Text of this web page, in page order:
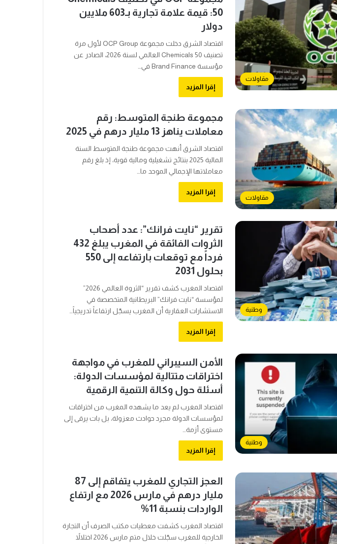
مقاولات
50: قيمة علامة تجارية بـ603 ملايين
دولار
اقتصاد الشرق دخلت مجموعة OCP Group لأول مرة
تصنيف Chemicals 50 العالمي لسنة 2026، الصادر عن
مؤسسة Brand Finance في…
إقرا المزيد
مقاولات
مجموعة طنجة المتوسط: رقم
معاملات يناهز 13 مليار درهم في 2025
اقتصاد الشرق أنهت مجموعة طنجة المتوسط السنة
المالية 2025 بنتائج تشغيلية ومالية قوية، إذ بلغ رقم
معاملاتها الإجمالي الموحد ما…
إقرا المزيد
وطنية
تقرير “نايت فرانك”: عدد أصحاب
الثروات الفائقة في المغرب يبلغ 432
فرداً مع توقعات بارتفاعه إلى 550
بحلول 2031
اقتصاد المغرب كشف تقرير “الثروة العالمي 2026”
لمؤسسة “نايت فرانك” البريطانية المتخصصة في
الاستشارات العقارية أن المغرب يسجّل ارتفاعاً تدريجياً…
إقرا المزيد
وطنية
الأمن السيبراني للمغرب في مواجهة
اختراقات متتالية لمؤسسات الدولة:
أسئلة حول وكالة التنمية الرقمية
اقتصاد المغرب لم يعد ما يشهده المغرب من اختراقات
لمؤسسات الدولة مجرد حوادث معزولة، بل بات يرقى إلى
مستوى أزمة…
إقرا المزيد
العجز التجاري للمغرب يتفاقم إلى 87
مليار درهم في مارس 2026 مع ارتفاع
الواردات بنسبة 11%
اقتصاد المغرب كشفت معطيات مكتب الصرف أن التجارة
الخارجية للمغرب سجّلت خلال متم مارس 2026 اختلالاً